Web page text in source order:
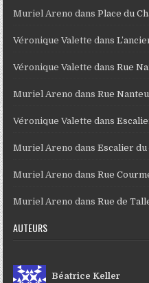
Muriel Areno dansPlace du
Véronique Valette dans
Véronique Valette dansRue
Muriel Areno dansRue
Véronique Valette dans
Muriel Areno dansEscalier
Muriel Areno dansRue
Muriel Areno dansRue de
AUTEURS
Béatrice Keller